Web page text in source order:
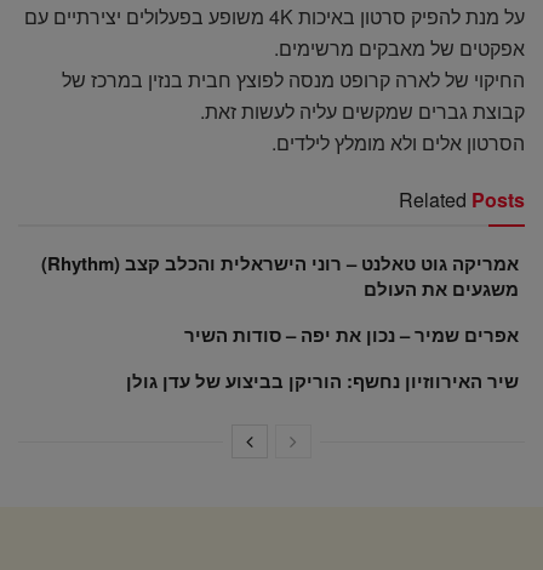
על מנת להפיק סרטון באיכות 4K משופע בפעלולים יצירתיים עם
אפקטים של מאבקים מרשימים.
החיקוי של לארה קרופט מנסה לפוצץ חבית בנזין במרכז של
קבוצת גברים שמקשים עליה לעשות זאת.
הסרטון אלים ולא מומלץ לילדים.
Related Posts
אמריקה גוט טאלנט – רוני הישראלית והכלב קצב (Rhythm)
משגעים את העולם
אפרים שמיר – נכון את יפה – סודות השיר
שיר האירווזיון נחשף: הוריקן בביצוע של עדן גולן